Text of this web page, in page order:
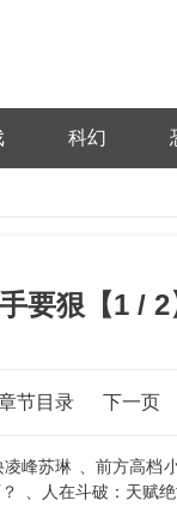
科幻
要狠【1 / 2
节目录 下一页
峰苏琳 前方高档
人在斗破：天赋